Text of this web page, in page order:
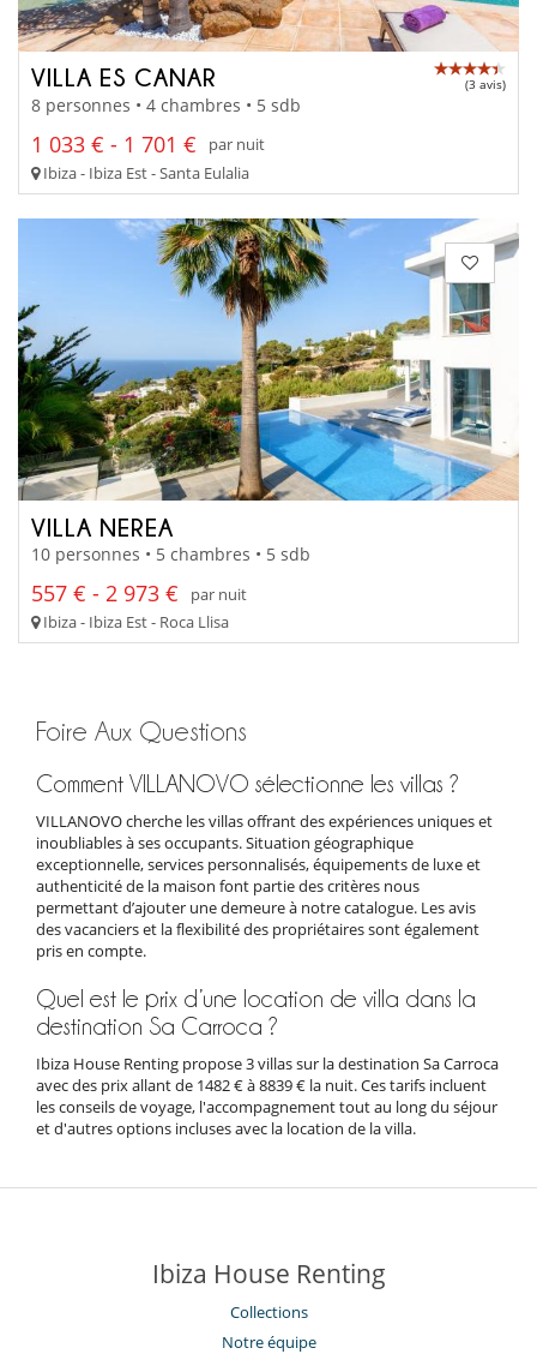
VILLA ES CANAR (3 avis)
8 personnes • 4 chambres • 5 sdb
1 033 € - 1 701 €
par nuit
Ibiza - Ibiza Est - Santa Eulalia
VILLA NEREA
10 personnes • 5 chambres • 5 sdb
557 € - 2 973 €
par nuit
Ibiza - Ibiza Est - Roca Llisa
Foire Aux Questions
Comment VILLANOVO sélectionne les villas ?
VILLANOVO cherche les villas offrant des expériences uniques et
inoubliables à ses occupants. Situation géographique
exceptionnelle, services personnalisés, équipements de luxe et
authenticité de la maison font partie des critères nous
permettant d’ajouter une demeure à notre catalogue. Les avis
des vacanciers et la flexibilité des propriétaires sont également
pris en compte.
Quel est le prix d’une location de villa dans la
destination Sa Carroca ?
Ibiza House Renting propose 3 villas sur la destination Sa Carroca
avec des prix allant de 1482 € à 8839 € la nuit. Ces tarifs incluent
les conseils de voyage, l'accompagnement tout au long du séjour
et d'autres options incluses avec la location de la villa.
Ibiza House Renting
Collections
Notre équipe